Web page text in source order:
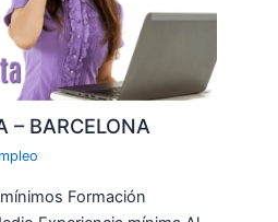
– BARCELONA
Formación